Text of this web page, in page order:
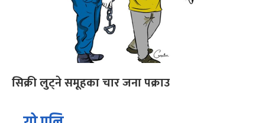
सिक्री लुट्ने समूहका चार जना पक्राउ